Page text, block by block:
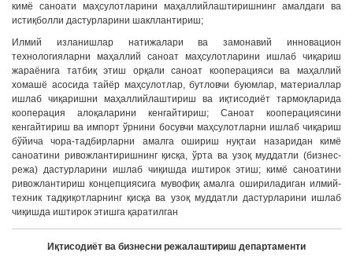
кимё саноати маҳсулотларини маҳаллийлаштиришнинг амалдаги ва
истиқболли дастурларини шакллантириш;
Илмий изланишлар натижалари ва замонавий инновацион
технологияларни маҳаллий саноат маҳсулотларини ишлаб чиқариш
жараёнига татбиқ этиш орқали саноат кооперацияси ва маҳаллий
хомашё асосида тайёр маҳсулотлар, бутловчи буюмлар, материаллар
ишлаб чиқаришни маҳаллийлаштириш ва иқтисодиёт тармоқларида
кооперация алоқаларини кенгайтириш; Саноат кооперациясини
кенгайтириш ва импорт ўрнини босувчи маҳсулотларни ишлаб чиқариш
бўйича чора-тадбирларни амалга ошириш нуқтаи назаридан кимё
саноатини ривожлантиришнинг қисқа, ўрта ва узоқ муддатли (бизнес-
режа) дастурларини ишлаб чиқишда иштирок этиш; кимё саноатини
ривожлантириш концепциясига мувофиқ амалга ошириладиган илмий-
техник тадқиқотларнинг қисқа ва узоқ муддатли дастурларини ишлаб
чиқишда иштирок этишга қаратилган
Иқтисодиёт ва бизнесни режалаштириш департаменти